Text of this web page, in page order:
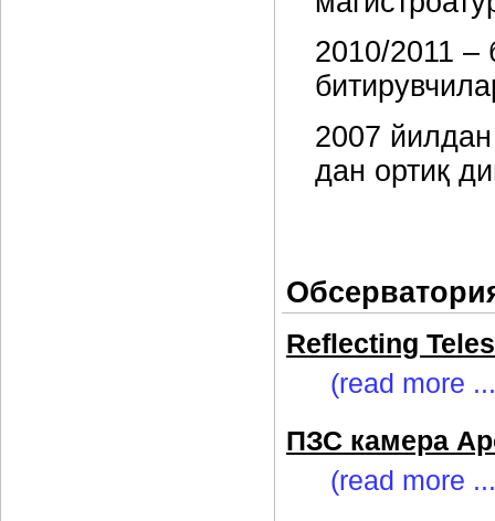
2010/2011 –
2007
дан ортиқ
Reflecting
(read more
ПЗС камера
(read more